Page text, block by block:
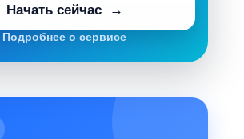
Начать сейчас
Подробнее о сервисе